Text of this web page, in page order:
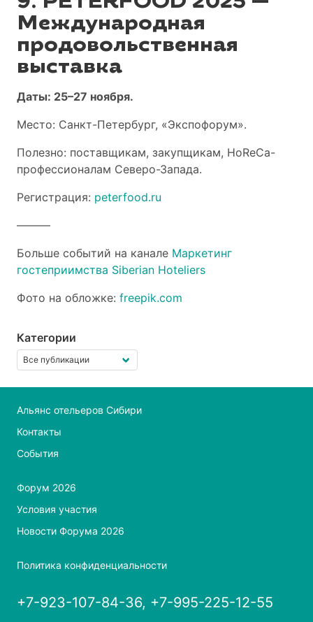
Категории
Международная
продовольственная
выставка
Даты: 25–27 ноября.
Место: Санкт-Петербург, «Экспофорум».
Полезно: поставщикам, закупщикам, HoReCa-
профессионалам Северо-Запада.
Регистрация: peterfood.ru
———
Больше событий на канале Маркетинг
гостеприимства Siberian Hoteliers
Фото на обложке: freepik.com
Альянс отельеров Сибири
Контакты
События
Форум 2026
Условия участия
Новости Форума 2026
Политика конфиденциальности
+7-923-107-84-36, +7-995-225-12-55